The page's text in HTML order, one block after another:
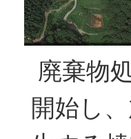
廃棄物
開始し